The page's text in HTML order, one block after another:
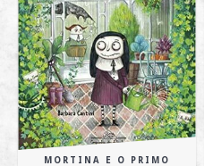
MORTINA E O PRIMO